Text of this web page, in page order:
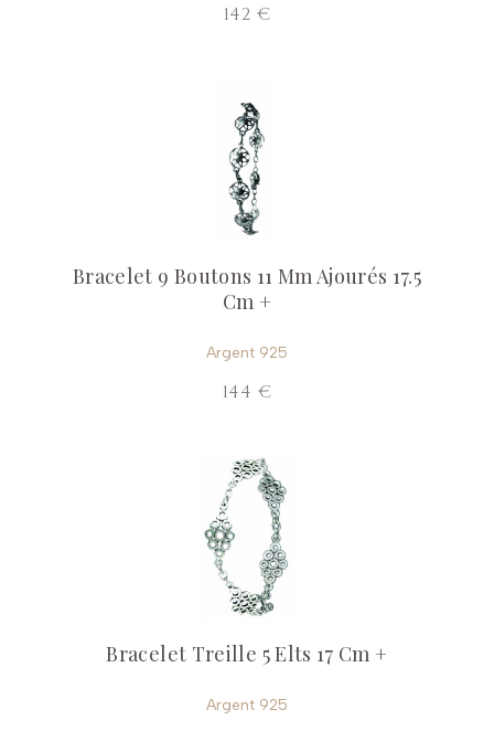
142 €
Bracelet 9 Boutons 11 Mm Ajourés 17.5
Cm +
Argent 925
144 €
Bracelet Treille 5 Elts 17 Cm +
Argent 925